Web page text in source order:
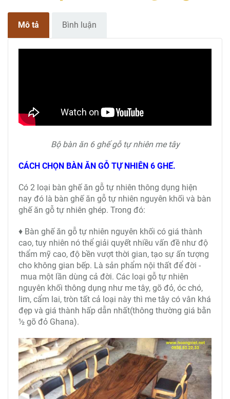
Mô tả Bình luận
Bộ bàn ăn 6 ghế gỗ tự nhiên me tây
CÁCH CHỌN BÀN ĂN GỖ TỰ NHIÊN 6 GHẾ.
Có 2 loại bàn ghế ăn gỗ tự nhiên thông dụng hiện
nay đó là bàn ghế ăn gỗ tự nhiên nguyên khối và bàn
ghế ăn gỗ tự nhiên ghép. Trong đó:
♦ Bàn ghế ăn gỗ tự nhiên nguyên khối có giá thành
cao, tuy nhiên nó thể giải quyết nhiều vấn đề như độ
thẩm mỹ cao, độ bền vượt thời gian, tạo sự ấn tượng
cho không gian bếp. Là sản phẩm nội thất để đời -
mua một lần dùng cả đời. Các loại gỗ tự nhiên
nguyên khối thông dụng như me tây, gõ đỏ, óc chó,
lim, cẩm lai, tròn tất cả loại này thì me tây có vân khá
đẹp và giá thành hấp dẫn nhất(thông thường giá bằn
½ gõ đỏ Ghana).